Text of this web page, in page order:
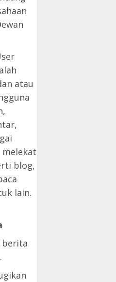
atau
melekat
blog,
lain.
berita